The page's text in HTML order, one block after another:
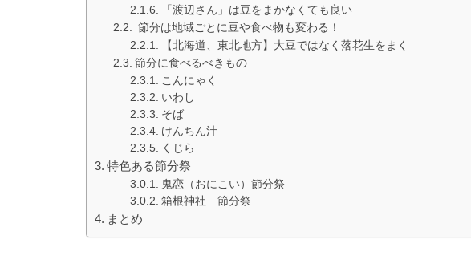
「渡辺さん」は豆をまかなくても良い
節分は地域ごとに豆や食べ物も変わる！
【北海道、東北地方】大豆ではなく落花生をまく
節分に食べるべきもの
こんにゃく
いわし
そば
けんちん汁
くじら
特色ある節分祭
鬼恋（おにこい）節分祭
箱根神社 節分祭
まとめ